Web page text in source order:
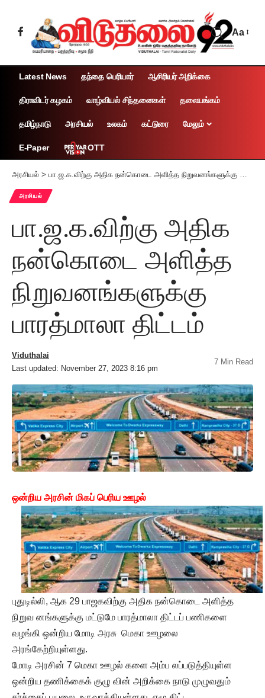
Aa
Latest News தந்தை பெரியார் ஆசிரியர் அறிக்கை
திராவிடர் கழகம் வாழ்வியல் சிந்தனைகள் தலையங்கம்
தமிழ்நாடு அரசியல் உலகம் கட்டுரை மேலும்
E-Paper OTT
அரசியல் > பா.ஜ.க.விற்கு அதிக நன்கொடை அளித்த நிறுவனங்களுக்கு பாரத்மாலா திட்டம்
அரசியல்
பா.ஜ.க.விற்கு அதிக
நன்கொடை அளித்த
நிறுவனங்களுக்கு
பாரத்மாலா திட்டம்
Last updated: November 27, 2023 8:16 pm
Viduthalai
7 Min Read
ஒன்றிய அரசின் மிகப் பெரிய ஊழல்
புதுடில்லி, ஆக 29 பாஜகவிற்கு அதிக நன்கொடை அளித்த
நிறுவ னங்களுக்கு மட்டுமே பாரத்மாலா திட்டப் பணிகளை
வழங்கி ஒன்றிய மோடி அரசு மெகா ஊழலை
அரங்கேற்றியுள்ளது.
மோடி அரசின் 7 மெகா ஊழல் களை அம்ப லப்படுத்தியுள்ள
ஒன்றிய தணிக்கைக் குழு வின் அறிக்கை நாடு முழுவதும்